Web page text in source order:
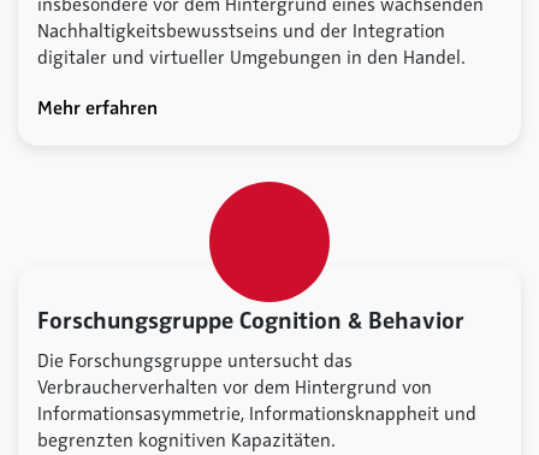
insbesondere vor dem Hintergrund eines wachsenden
Nachhaltigkeitsbewusstseins und der Integration
digitaler und virtueller Umgebungen in den Handel.
Mehr erfahren
Forschungsgruppe Cognition & Behavior
Die Forschungsgruppe untersucht das
Verbraucherverhalten vor dem Hintergrund von
Informationsasymmetrie, Informationsknappheit und
begrenzten kognitiven Kapazitäten.